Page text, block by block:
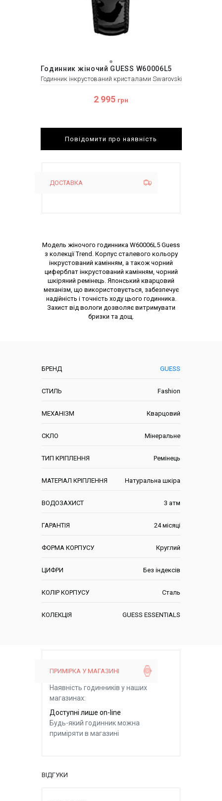
Годинник жіночий GUESS W60006L5
Годинник інкрустований кристалами Swarovski
2 995 грн
Повідомити про наявність
ДОСТАВКА
БРЕНД GUESS
СТИЛЬ Fashion
МЕХАНІЗМ Кварцовий
СКЛО Мінеральне
ТИП КРІПЛЕННЯ Ремінець
МАТЕРІАЛ КРІПЛЕННЯ Натуральна шкіра
ВОДОЗАХИСТ 3 атм
ГАРАНТІЯ 24 місяці
ФОРМА КОРПУСУ Круглий
ЦИФРИ Без індексів
КОЛІР КОРПУСУ Сталь
КОЛЕКЦІЯ GUESS ESSENTIALS
Опис товару
Модель жіночого годинника W60006L5 Guess
з колекції Trend. Корпус сталевого кольору
інкрустований камінням, а також чорний
циферблат інкрустований камінням, чорний
шкіряний ремінець. Японський кварцовий
механізм, що використовується, забезпечує
надійність і точність ходу цього годинника.
Захист від вологи дозволяє витримувати
бризки та дощ.
ПРИМІРКА У МАГАЗИНІ
Наявність годинників у наших
магазинах:
Доступні лише on-line
Будь-який годинник можна
приміряти в магазині
ВІДГУКИ